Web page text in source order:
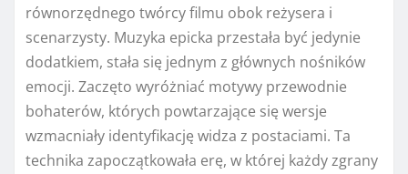
równorzędnego twórcy filmu obok reżysera i
scenarzysty. Muzyka epicka przestała być jedynie
dodatkiem, stała się jednym z głównych nośników
emocji. Zaczęto wyróżniać motywy przewodnie
bohaterów, których powtarzające się wersje
wzmacniały identyfikację widza z postaciami. Ta
technika zapoczątkowała erę, w której każdy zgrany